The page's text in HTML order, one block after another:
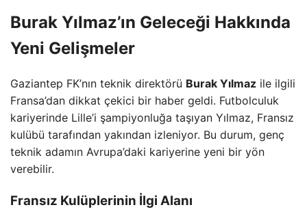
Burak Yılmaz’ın Geleceği Hakkında
Yeni Gelişmeler
Gaziantep FK’nın teknik direktörü Burak Yılmaz ile ilgili
Fransa’dan dikkat çekici bir haber geldi. Futbolculuk
kariyerinde Lille’i şampiyonluğa taşıyan Yılmaz, Fransız
kulübü tarafından yakından izleniyor. Bu durum, genç
teknik adamın Avrupa’daki kariyerine yeni bir yön
verebilir.
Fransız Kulüplerinin İlgi Alanı